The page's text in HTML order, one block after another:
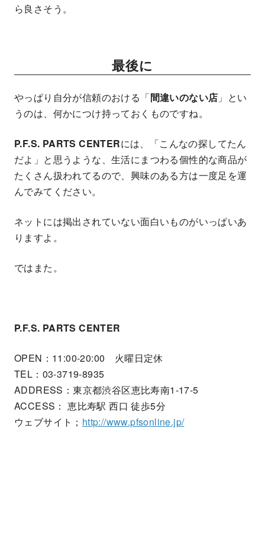
ら良さそう。
最後に
やっぱり自分が信頼のおける「間違いのない店 」とい
うのは、何かにつけ持っておくものですね。
P.F.S. PARTS CENTERには、「こんなの探してたん
だよ」と思うような、生活にまつわる個性的な商品が
たくさん扱われてるので、興味のある方は一度足を運
んでみてください。
ネットには掲出されていない面白いものがいっぱいあ
りますよ。
ではまた。
P.F.S. PARTS CENTER
OPEN：11:00-20:00 火曜日定休
TEL：03-3719-8935
ADDRESS：東京都渋谷区恵比寿南1-17-5
ACCESS： 恵比寿駅 西口 徒歩5分
ウェブサイト； http://www.pfsonline.jp/